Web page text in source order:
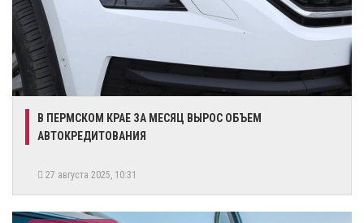
В ПЕРМСКОМ КРАЕ ЗА МЕСЯЦ ВЫРОС ОБЪЕМ
АВТОКРЕДИТОВАНИЯ
27 августа 2025, 10:31